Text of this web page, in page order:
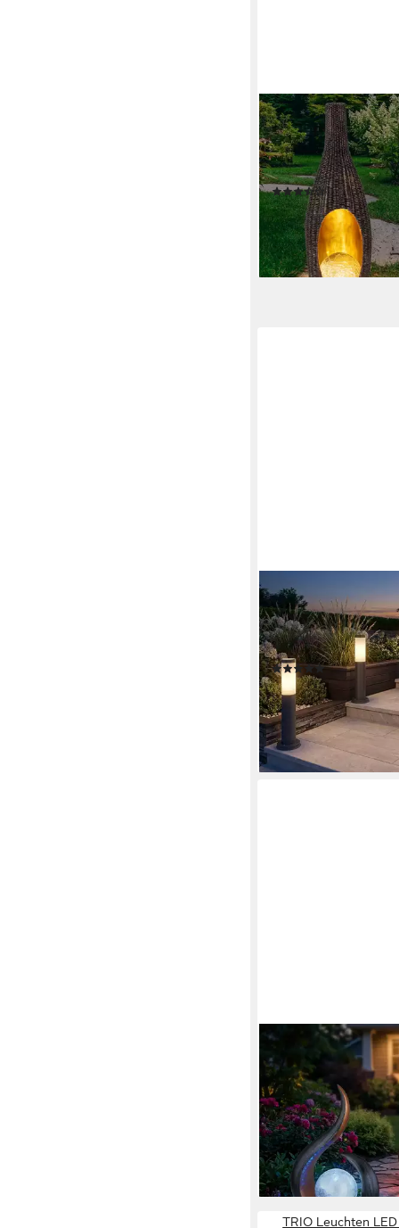
GLOBO LIGHTING
Gartenleuchte, LED-
verbaut, Warmweiß,
Gartendeko für
(19)
42,99 €
lieferbar - in 3-4
GLOBO LIGHTING
Sockelleuchten,
inklusive, 4x Außen
anthrazit Terrassen
(1)
79,90 €
lieferbar - in 3-4
GLOBO LIGHTING
LED Solarleuchte,
fest verbaut,
Skulptur
stellen LED
57,98 €
lieferbar - in 3-4
TRIO Leuchten